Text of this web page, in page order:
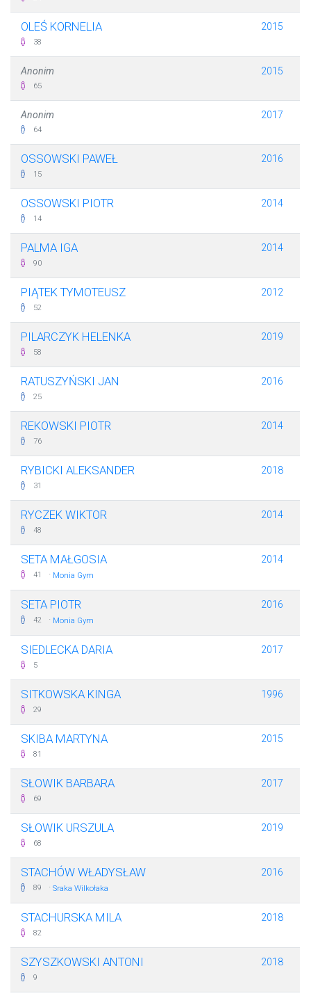
OLEŚ KORNELIA
38
2015
Anonim
65
2015
Anonim
64
2017
OSSOWSKI PAWEŁ
15
2016
OSSOWSKI PIOTR
14
2014
PALMA IGA
90
2014
PIĄTEK TYMOTEUSZ
52
2012
PILARCZYK HELENKA
58
2019
RATUSZYŃSKI JAN
25
2016
REKOWSKI PIOTR
76
2014
RYBICKI ALEKSANDER
31
2018
RYCZEK WIKTOR
48
2014
SETA MAŁGOSIA
41 · Monia Gym
2014
SETA PIOTR
42 · Monia Gym
2016
SIEDLECKA DARIA
5
2017
SITKOWSKA KINGA
29
1996
SKIBA MARTYNA
81
2015
SŁOWIK BARBARA
69
2017
SŁOWIK URSZULA
68
2019
STACHÓW WŁADYSŁAW
89 · Sraka Wilkołaka
2016
STACHURSKA MILA
82
2018
SZYSZKOWSKI ANTONI
9
2018